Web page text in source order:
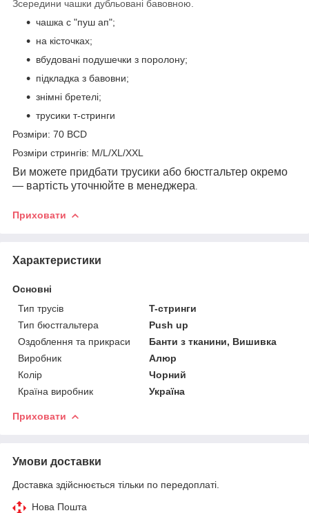
Зсередини чашки дубльовані бавовною.
чашка с "пуш ап";
на кісточках;
вбудовані подушечки з поролону;
підкладка з бавовни;
знімні бретелі;
трусики т-стринги
Розміри: 70 BCD
Розміри стрингів: M/L/XL/XXL
Ви можете придбати трусики або бюстгальтер окремо
— вартість уточнюйте в менеджера
Приховати
Характеристики
Основні
Тип трусів
T-стринги
Тип бюстгальтера
Push up
Оздоблення та прикраси
Банти з тканини, Вишивка
Виробник
Алюр
Колір
Чорний
Країна виробник
Україна
Приховати
Умови доставки
Доставка здійснюється тільки по передоплаті.
Нова Пошта